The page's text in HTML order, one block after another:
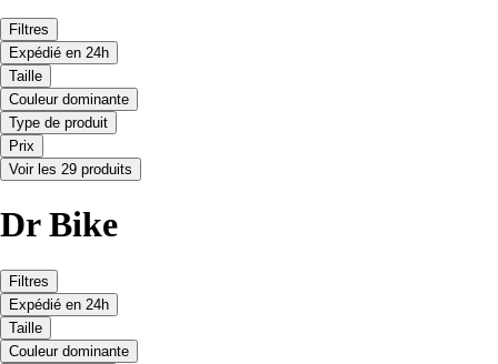
Filtres
Expédié en 24h
Taille
Couleur dominante
Type de produit
Prix
Voir les 29 produits
Dr Bike
Filtres
Expédié en 24h
Taille
Couleur dominante